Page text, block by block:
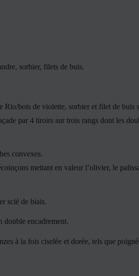
sorbier, filets de buis.
Rio/bois de violette, sorbier et filet de buis
par 4 tiroirs sur trois rangs dont les
convexes.
mettant en valeur l’olivier, le
scié de biais.
double encadrement.
à la fois ciselée et dorée, tels que